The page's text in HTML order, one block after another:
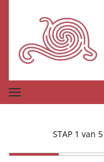
Terug naar
STAP 1 van